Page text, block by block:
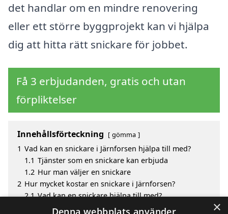
det handlar om en mindre renovering
eller ett större byggprojekt kan vi hjälpa
dig att hitta rätt snickare för jobbet.
Få 3 erbjudanden, gratis och utan
förpliktelser
Innehållsförteckning gömma
1 Vad kan en snickare i Järnforsen hjälpa till med?
1.1 Tjänster som en snickare kan erbjuda
1.2 Hur man väljer en snickare
2 Hur mycket kostar en snickare i Järnforsen?
2.1 Vad kan en snickare hjälpa till med?
Fördelar med att välja snickare i Järnforsen
×
Denna webbplats använder